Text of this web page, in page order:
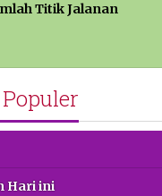
Titik Jalanan
Hari ini